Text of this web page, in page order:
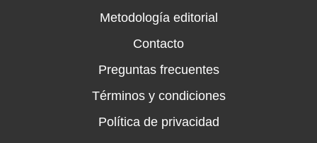
Metodología editorial
Contacto
Preguntas frecuentes
Términos y condiciones
Política de privacidad